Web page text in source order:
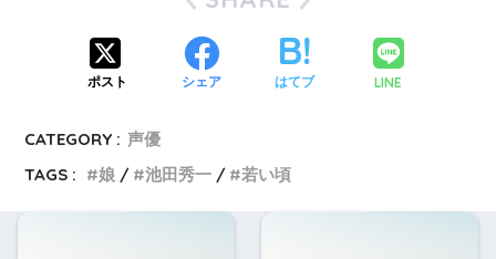
ポスト シェア はてブ LINE
CATEGORY : 声優
TAGS :
娘 池田秀一 若い頃